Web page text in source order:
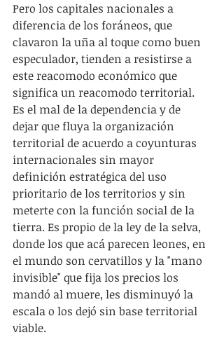
Pero los capitales nacionales a
diferencia de los foráneos, que
clavaron la uña al toque como buen
especulador, tienden a resistirse a
este reacomodo económico que
significa un reacomodo territorial.
Es el mal de la dependencia y de
dejar que fluya la organización
territorial de acuerdo a coyunturas
internacionales sin mayor
definición estratégica del uso
prioritario de los territorios y sin
meterte con la función social de la
tierra. Es propio de la ley de la selva,
donde los que acá parecen leones, en
el mundo son cervatillos y la "mano
invisible" que fija los precios los
mandó al muere, les disminuyó la
escala o los dejó sin base territorial
viable.